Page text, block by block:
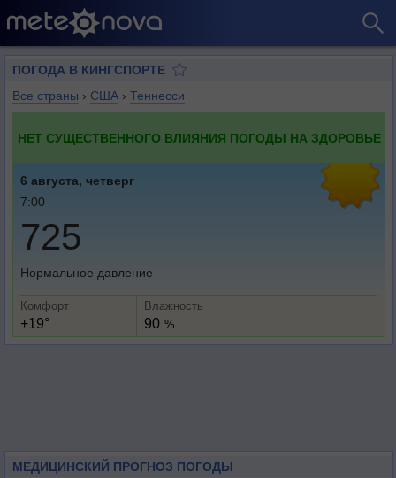
ПОГОДА В КИНГСПОРТЕ
Все страны › США › Теннесси
НЕТ СУЩЕСТВЕННОГО ВЛИЯНИЯ ПОГОДЫ НА ЗДОРОВЬЕ
6 августа, четверг
7:00
725
Нормальное давление
Комфорт
+19°
Влажность
90 %
МЕДИЦИНСКИЙ ПРОГНОЗ ПОГОДЫ